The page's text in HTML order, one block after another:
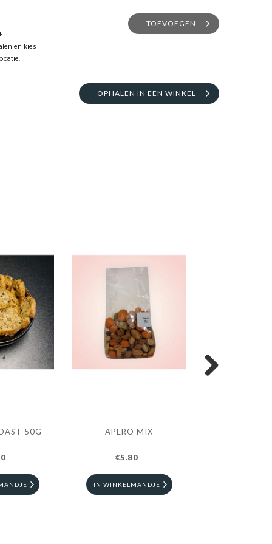
en kies
TOEVOEGEN
OPHALEN IN EEN WINKEL
50G APERO MIX
€5.80
IN WINKELMANDJE